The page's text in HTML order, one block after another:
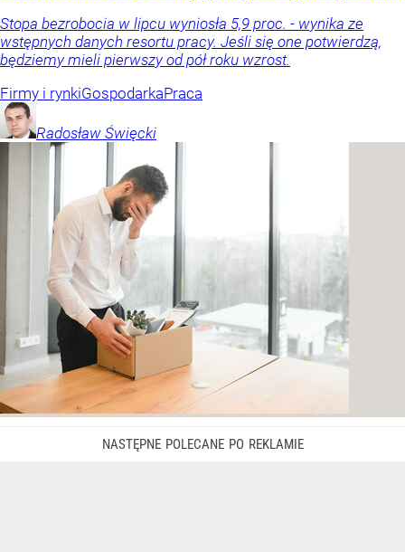
Stopa bezrobocia w lipcu wyniosła 5,9 proc. - wynika ze
wstępnych danych resortu pracy. Jeśli się one potwierdzą,
będziemy mieli pierwszy od pół roku wzrost.
Firmy i rynkiGospodarkaPraca
Radosław Święcki